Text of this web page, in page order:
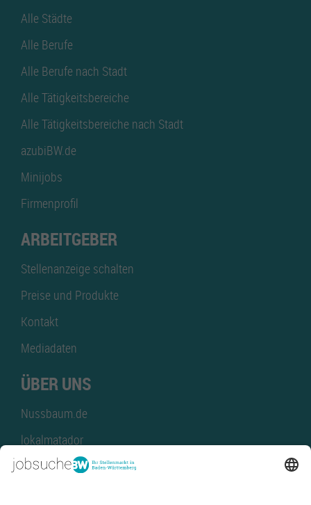
Alle Städte
Alle Berufe
Alle Berufe nach Stadt
Alle Tätigkeitsbereiche
Alle Tätigkeitsbereiche nach Stadt
azubiBW.de
Minijobs
Firmenprofil
ARBEITGEBER
Stellenanzeige schalten
Preise und Produkte
Kontakt
Mediadaten
ÜBER UNS
Nussbaum.de
lokalmatador
kaufinBW